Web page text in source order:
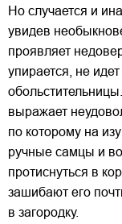
Но случается и
увидев
проявляет
упирается, не
выражает
по которому на
ручные самцы и
протиснуться в
зашибают его
в загородку.